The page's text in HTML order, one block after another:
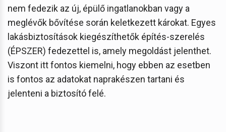
nem fedezik az új, épülő ingatlanokban vagy a
meglévők bővítése során keletkezett károkat. Egyes
lakásbiztosítások kiegészíthetők építés-szerelés
(ÉPSZER) fedezettel is, amely megoldást jelenthet.
Viszont itt fontos kiemelni, hogy ebben az esetben
is fontos az adatokat naprakészen tartani és
jelenteni a biztosító felé.